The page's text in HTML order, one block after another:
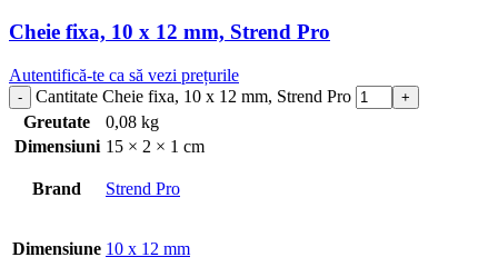
Cheie fixa, 10 x 12 mm, Strend Pro
Autentifică-te ca să vezi prețurile
Cantitate Cheie fixa, 10 x 12 mm, Strend Pro
Greutate
0,08 kg
Dimensiuni 15 × 2 × 1 cm
Brand Strend Pro
Dimensiune 10 x 12 mm